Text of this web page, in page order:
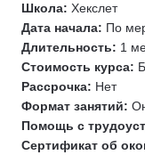
Разработка под iOS
Тестирование на
Тестирование
Тестирование API
Тестирование UI
Ручное
Автоматизация
JavaScript
SQL
Linux
DevOps
Bash
Kotlin
Swift
Разработка
Разработка
Инженер по
Инженер по
Школа: Хекслет
Дата начала: По
Длительность: 1
Стоимость курса:
Рассрочка: Нет
Формат занятий:
Помощь с
Сертификат об